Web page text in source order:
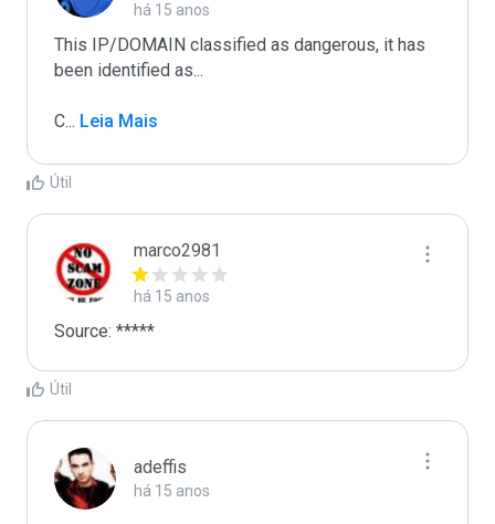
há 15 anos
This IP/DOMAIN classified as dangerous, it has
been identified as...
C... Leia Mais
Útil
marco2981
há 15 anos
Source: *****
Útil
adeffis
há 15 anos